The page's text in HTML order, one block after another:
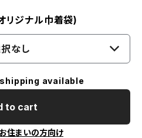
リジナル巾着袋)
なし
available
to cart
住まいの方向け